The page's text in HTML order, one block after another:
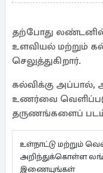
தற்போது லண்டனில்
உளவியல் மற்றும்
செலுத்துகிறார்.
கல்விக்கு
உணர்வை
தருணங்களைப் படம்
உள்நாட்டு மற்றும்
அறிந்துக்கொள்ள
இணையுங்கள்